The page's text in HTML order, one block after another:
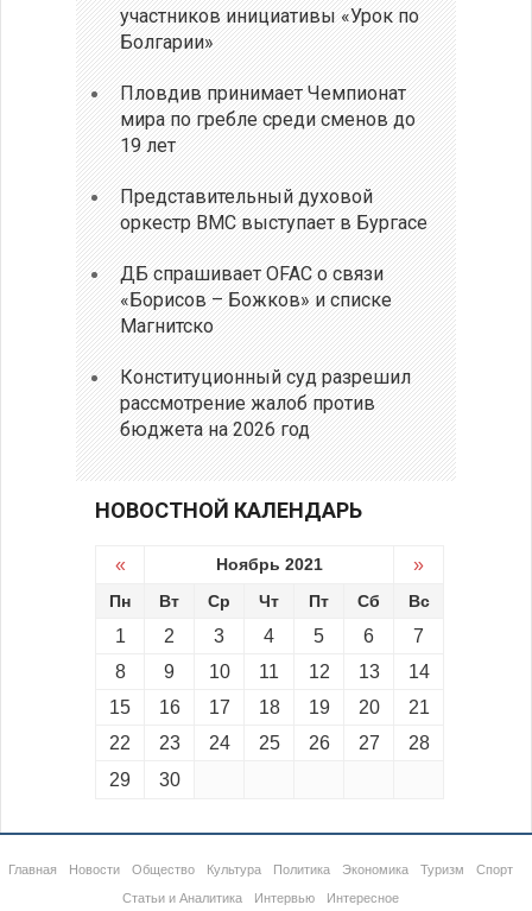
участников инициативы «Урок по
Болгарии»
Пловдив принимает Чемпионат
мира по гребле среди сменов до
19 лет
Представительный духовой
оркестр ВМС выступает в Бургасе
ДБ спрашивает OFAC о связи
«Борисов – Божков» и списке
Магнитско
Конституционный суд разрешил
рассмотрение жалоб против
бюджета на 2026 год
НОВОСТНОЙ КАЛЕНДАРЬ
« Ноябрь 2021 »
Пн Вт Ср Чт Пт Сб Вс
1 2 3 4 5 6
7
8
9 10 11 12 13
14
15
16 17 18 19 20
21
22
23 24 25 26 27
28
29
30
Главная Новости Общество Культура Политика Экономика Туризм
Спорт
Статьи и Аналитика
Интервью Интересное